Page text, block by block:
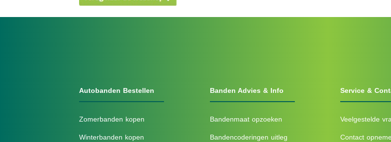
Autobanden Bestellen
Zomerbanden kopen
Winterbanden kopen
Banden Advies & Info
Bandenmaat opzoeken
Bandencoderingen uitleg
Service &
Veelgestelde
Contact